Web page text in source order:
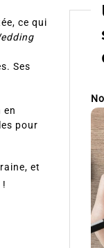
ce qui
Ses
en
pour
et
!